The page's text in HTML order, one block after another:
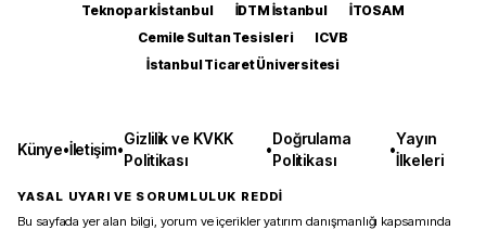
Teknopark İstanbul
İDTM İstanbul
İTOSAM
Cemile Sultan Tesisleri
ICVB
İstanbul Ticaret Üniversitesi
Künye•İletişim•
Gizlilik ve KVKK
Politikası
•
Doğrulama
Politikası
•
Yayın
İlkeleri
YASAL UYARI VE SORUMLULUK REDDİ
Bu sayfada yer alan bilgi, yorum ve içerikler yatırım danışmanlığı kapsamında